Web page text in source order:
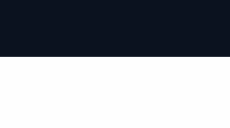
contenu